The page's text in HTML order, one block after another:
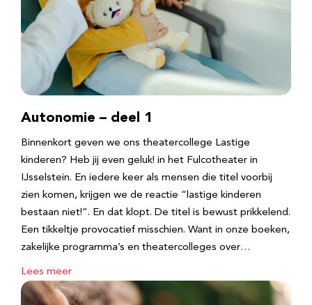
Autonomie – deel 1
Binnenkort geven we ons theatercollege Lastige
kinderen? Heb jij even geluk! in het Fulcotheater in
IJsselstein. En iedere keer als mensen die titel voorbij
zien komen, krijgen we de reactie “lastige kinderen
bestaan niet!”. En dat klopt. De titel is bewust prikkelend.
Een tikkeltje provocatief misschien. Want in onze boeken,
zakelijke programma’s en theatercolleges over…
Lees meer